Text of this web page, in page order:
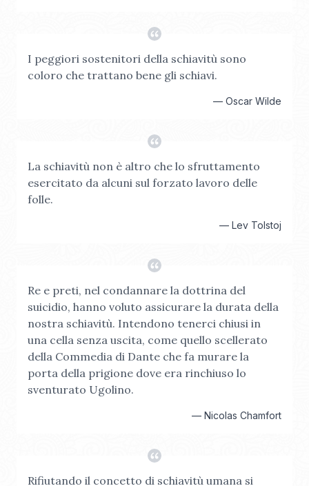
I peggiori sostenitori della schiavitù sono
coloro che trattano bene gli schiavi.
— Oscar Wilde
La schiavitù non è altro che lo sfruttamento
esercitato da alcuni sul forzato lavoro delle
folle.
— Lev Tolstoj
Re e preti, nel condannare la dottrina del
suicidio, hanno voluto assicurare la durata della
nostra schiavitù. Intendono tenerci chiusi in
una cella senza uscita, come quello scellerato
della Commedia di Dante che fa murare la
porta della prigione dove era rinchiuso lo
sventurato Ugolino.
— Nicolas Chamfort
Rifiutando il concetto di schiavitù umana si